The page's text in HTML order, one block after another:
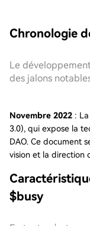
Chronologie
Le
des jalons
Novembre 2022 :
3.0), qui expose la
DAO. Ce document
vision et la direction
$busy